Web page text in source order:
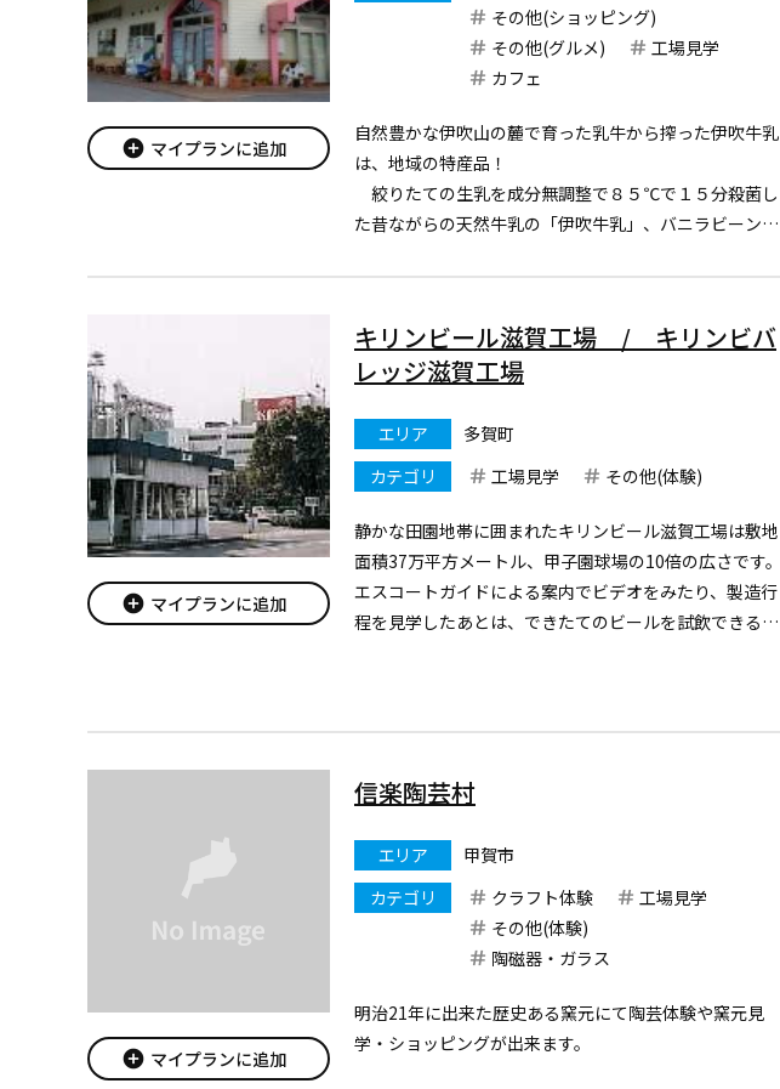
add_circle マイプランに追加
その他(ショッピング)
その他(グルメ)
工場見学
カフェ
自然豊かな伊吹山の麓で育った乳牛から搾った伊吹牛乳
は、地域の特産品！
絞りたての生乳を成分無調整で８５℃で１５分殺菌し
た昔ながらの天然牛乳の「伊吹牛乳」、バニラビーンズ
ーグルト、ジェラートを販売しています。
add_circle マイプランに追加
キリンビール滋賀工場 / キリンビバ
レッジ滋賀工場
エリア
多賀町
カテゴリ
工場見学 その他(体験)
静かな田園地帯に囲まれたキリンビール滋賀工場は敷地
面積37万平方メートル、甲子園球場の10倍の広さです。
エスコートガイドによる案内でビデオをみたり、製造行
程を見学したあとは、できたてのビールを試飲できると
add_circle マイプランに追加
信楽陶芸村
エリア
甲賀市
カテゴリ
クラフト体験
工場見学
その他(体験)
陶磁器・ガラス
明治21年に出来た歴史ある窯元にて陶芸体験や窯元見
学・ショッピングが出来ます。